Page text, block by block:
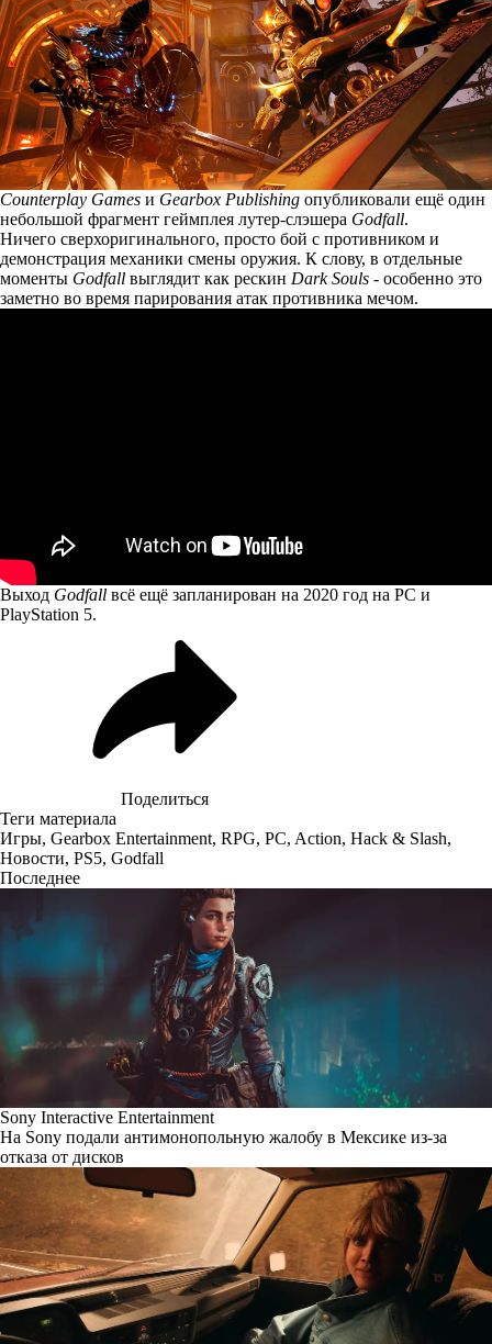
Counterplay Games и Gearbox Publishing опубликовали ещё один
небольшой фрагмент геймплея лутер-слэшера Godfall.
Ничего сверхоригинального, просто бой с противником и
демонстрация механики смены оружия. К слову, в отдельные
моменты Godfall выглядит как рескин Dark Souls - особенно это
заметно во время парирования атак противника мечом.
Выход Godfall всё ещё запланирован на 2020 год на PC и
PlayStation 5.
Поделиться
Теги материала
Игры, Gearbox Entertainment, RPG, PC, Action, Hack & Slash,
Новости, PS5, Godfall
Последнее
Sony Interactive Entertainment
На Sony подали антимонопольную жалобу в Мексике из-за
отказа от дисков